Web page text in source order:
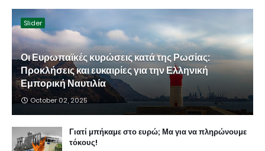
Slider
Οι Ευρωπαϊκές κυρώσεις κατά της Ρωσίας:
Προκλήσεις και ευκαιρίες για την Ελληνική
Εμπορική Ναυτιλία
October 02, 2025
Γιατί μπήκαμε στο ευρώ; Μα για να πληρώνουμε
τόκους!